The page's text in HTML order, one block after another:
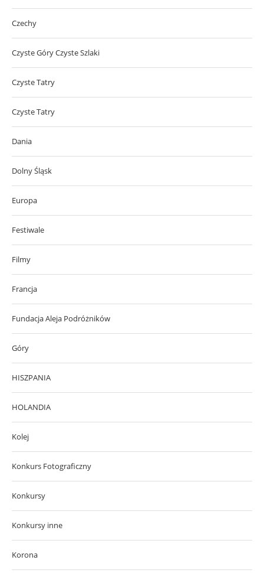
Czechy
Czyste Góry Czyste Szlaki
Czyste Tatry
Czyste Tatry
Dania
Dolny Śląsk
Europa
Festiwale
Filmy
Francja
Fundacja Aleja Podróżników
Góry
HISZPANIA
HOLANDIA
Kolej
Konkurs Fotograficzny
Konkursy
Konkursy inne
Korona